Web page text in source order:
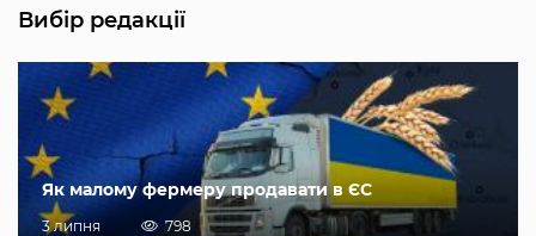
Вибір редакції
Як малому фермеру продавати в ЄС
3 липня 798